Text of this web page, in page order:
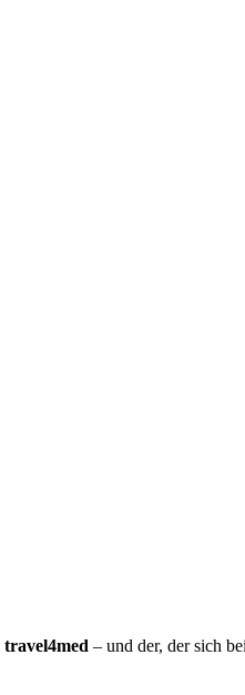
travel4med – und der, der sich